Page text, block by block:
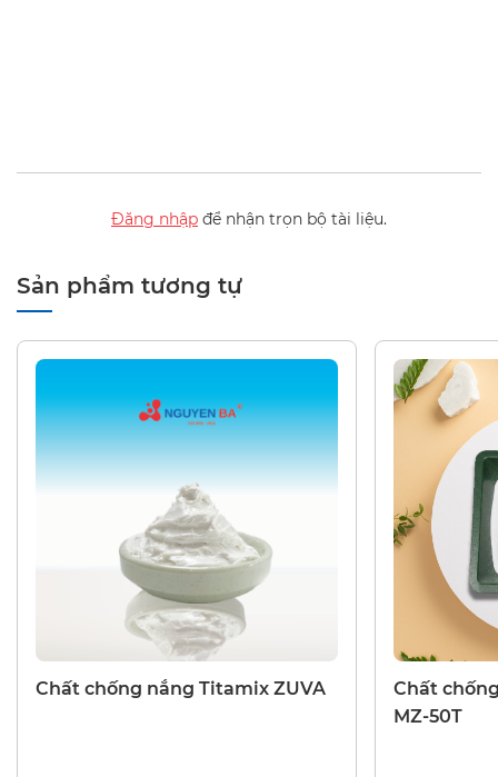
Đăng nhập để nhận trọn bộ tài liệu.
Sản phẩm tương tự
CHẤT CHỐNG NẮNG
Chất chống nắng Titamix ZUVA
CHẤT
Chất
MZ-50T